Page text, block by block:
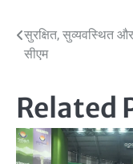
Post
navigation
सुरक्षित, सुव्यवस्थित
सीएम
Related